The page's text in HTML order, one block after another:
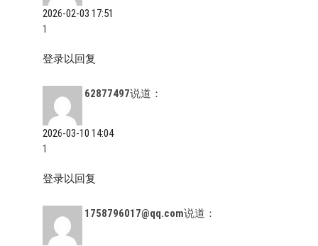
2026-02-03 17:51
1
登录以回复
62877497说道：
2026-03-10 14:04
1
登录以回复
1758796017@qq.com说道：